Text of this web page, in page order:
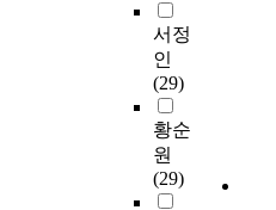
서정
인
(29)
황순
원
(29)